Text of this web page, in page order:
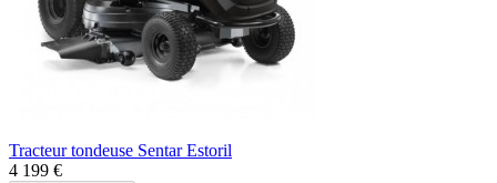
Tracteur tondeuse Sentar Estoril
4 199 €